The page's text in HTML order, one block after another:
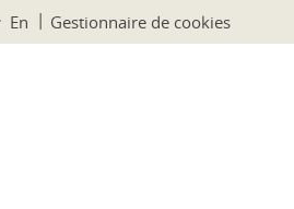
En Gestionnaire de cookies